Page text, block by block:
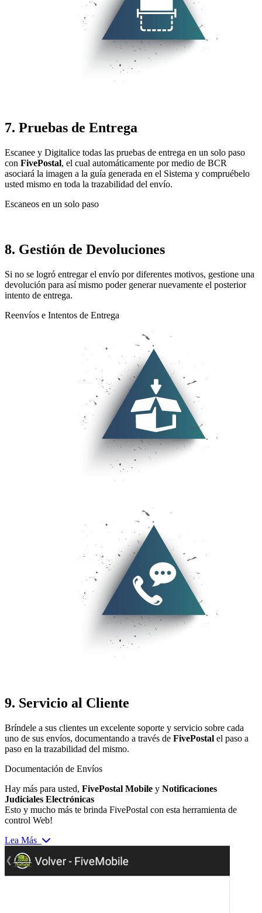
7. Pruebas de Entrega
Escanee y Digitalice todas las pruebas de entrega en un solo paso
con FivePostal, el cual automáticamente por medio de BCR
asociará la imagen a la guía generada en el Sistema y compruébelo
usted mismo en toda la trazabilidad del envío.
Escaneos en un solo paso
8. Gestión de Devoluciones
Si no se logró entregar el envío por diferentes motivos, gestione una
devolución para así mismo poder generar nuevamente el posterior
intento de entrega.
Reenvíos e Intentos de Entrega
9. Servicio al Cliente
Bríndele a sus clientes un excelente soporte y servicio sobre cada
uno de sus envíos, documentando a través de FivePostal el paso a
paso en la trazabilidad del mismo.
Documentación de Envíos
Hay más para usted, FivePostal Mobile y Notificaciones
Judiciales Electrónicas
Esto y mucho más te brinda FivePostal con esta herramienta de
control Web!
Lea Más